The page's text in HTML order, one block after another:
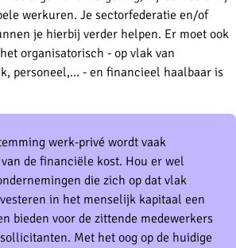
werkuren. Je sectorfederatie en/of
je hierbij verder helpen. Er moet ook
organisatorisch - op vlak van
personeel,… - en financieel haalbaar is
werk-privé wordt vaak
de financiële kost. Hou er wel
die zich op dat vlak
in het menselijk kapitaal een
bieden voor de zittende medewerkers
Met het oog op de huidige